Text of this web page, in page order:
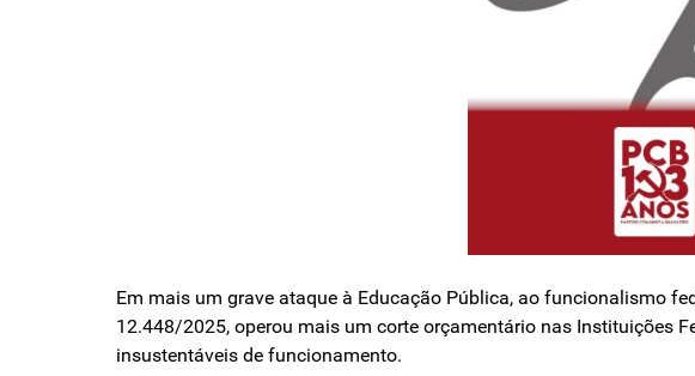
Em mais um grave ataque à Educação Pública, ao funcionalismo
12.448/2025, operou mais um corte orçamentário nas Instituições
insustentáveis de funcionamento.